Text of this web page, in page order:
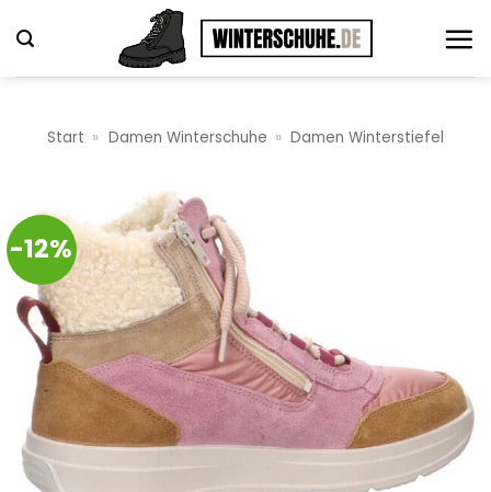
Inhalt
springen
Start » Damen Winterschuhe » Damen Winterstiefel
-12%